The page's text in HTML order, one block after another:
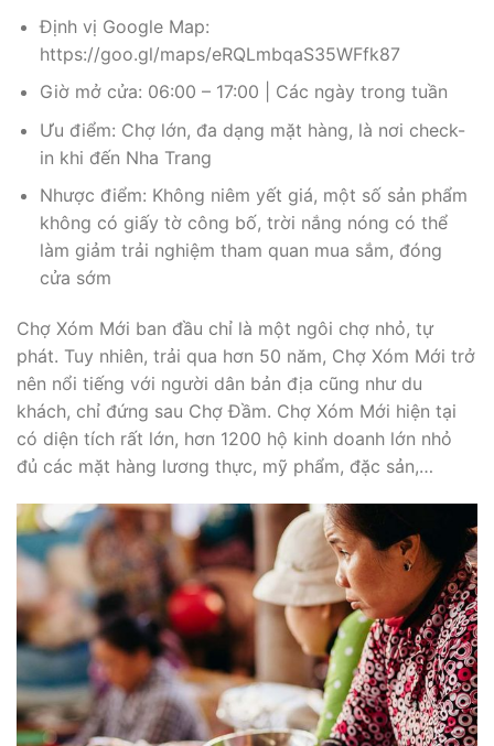
Định vị Google Map:
https://goo.gl/maps/eRQLmbqaS35WFfk87
Giờ mở cửa: 06:00 – 17:00 | Các ngày trong tuần
Ưu điểm: Chợ lớn, đa dạng mặt hàng, là nơi check-
in khi đến Nha Trang
Nhược điểm: Không niêm yết giá, một số sản phẩm
không có giấy tờ công bố, trời nắng nóng có thể
làm giảm trải nghiệm tham quan mua sắm, đóng
cửa sớm
Chợ Xóm Mới ban đầu chỉ là một ngôi chợ nhỏ, tự
phát. Tuy nhiên, trải qua hơn 50 năm, Chợ Xóm Mới trở
nên nổi tiếng với người dân bản địa cũng như du
khách, chỉ đứng sau Chợ Đầm. Chợ Xóm Mới hiện tại
có diện tích rất lớn, hơn 1200 hộ kinh doanh lớn nhỏ
đủ các mặt hàng lương thực, mỹ phẩm, đặc sản,…